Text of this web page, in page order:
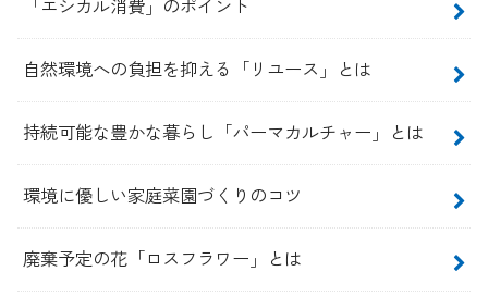
「エシカル消費」のポイント
自然環境への負担を抑える「リユース」とは
持続可能な豊かな暮らし「パーマカルチャー」とは
環境に優しい家庭菜園づくりのコツ
廃棄予定の花「ロスフラワー」とは